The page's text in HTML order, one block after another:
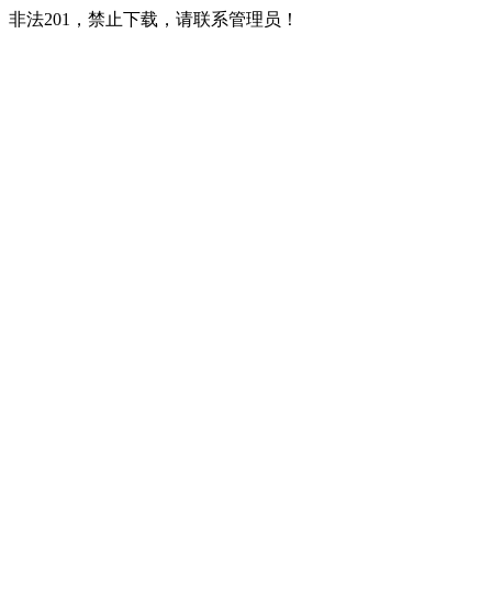
非法201，禁止下载，请联系管理员！